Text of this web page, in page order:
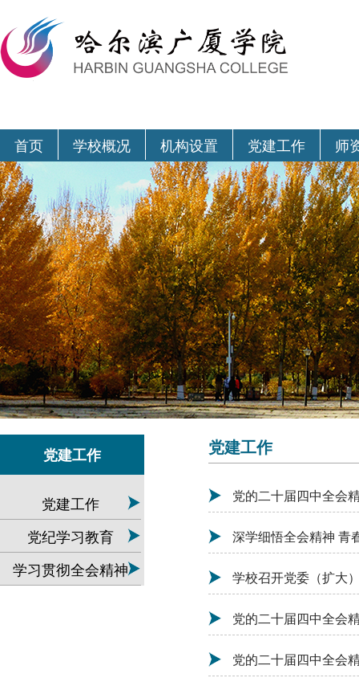
首页 学校概况 机构设置 党建工作 师
党建工作
党建工作
党纪学习教育
学习贯彻全会精神
党建工作
党的二十届四中全会
深学细悟全会精神
学校召开党委（扩大
党的二十届四中全会
党的二十届四中全会